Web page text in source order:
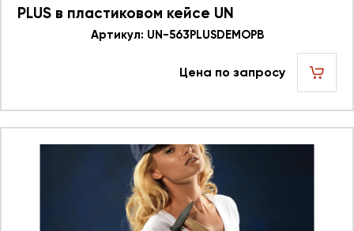
PLUS в пластиковом кейсе UN
563PLUSDEMOPB 623753
Артикул: UN-563PLUSDEMOPB
Цена по запросу